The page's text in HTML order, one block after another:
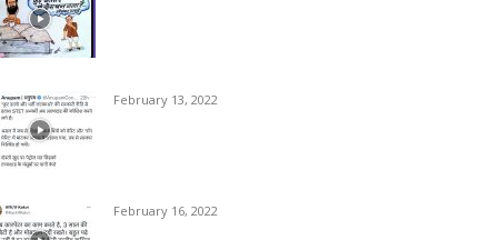
February 13, 2022
February 16, 2022